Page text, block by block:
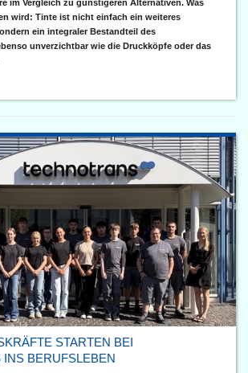
im Vergleich zu günstigeren Alternativen. Was
wird: Tinte ist nicht einfach ein weiteres
ein integraler Bestandteil des
unverzichtbar wie die Druckköpfe oder das
STARTEN BEI
BERUFSLEBEN